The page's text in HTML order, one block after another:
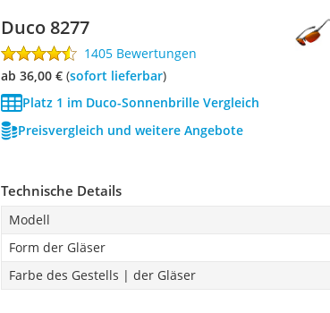
Duco 8277
1405 Bewertungen
ab 36,00 €( Sofort lieferbar)
Platz 1 im Duco-Sonnenbrille Vergleich
Preisvergleich und weitere Angebote
Technische Details
Modell
Form der Gläser
Farbe des Gestells | der Gläser